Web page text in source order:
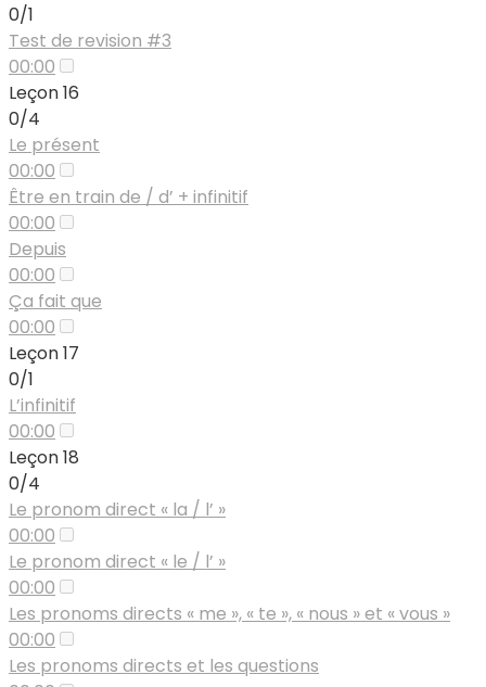
0/1
Test de revision #3
00:00
Leçon 16
0/4
Le présent
00:00
Être en train de / d’ + infinitif
00:00
Depuis
00:00
Ça fait que
00:00
Leçon 17
0/1
L’infinitif
00:00
Leçon 18
0/4
Le pronom direct « la / l’ »
00:00
Le pronom direct « le / l’ »
00:00
Les pronoms directs « me », « te », « nous » et « vous »
00:00
Les pronoms directs et les questions